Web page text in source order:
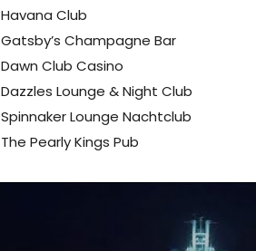
Havana Club
Gatsby’s Champagne Bar
Dawn Club Casino
Dazzles Lounge & Night Club
Spinnaker Lounge Nachtclub
The Pearly Kings Pub